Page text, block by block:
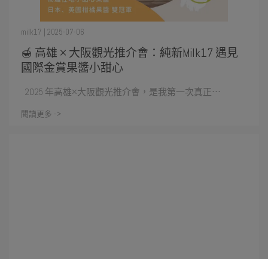
🍯 高雄 × 大阪觀光推介會：純新Milk17 遇見
國際金賞果醬小甜心
milk17 | 2025-07-06
2025 年高雄×大阪觀光推介會，是我第一次真正⋯
閱讀更多 ->